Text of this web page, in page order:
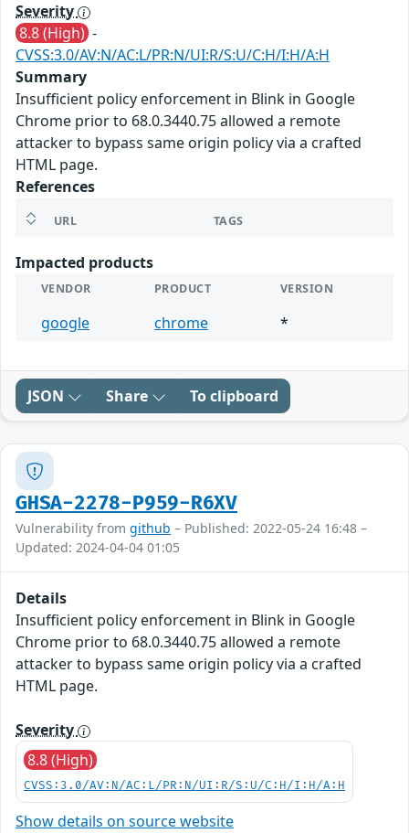
Severity
8.8 (High) -
CVSS:3.0/AV:N/AC:L/PR:N/UI:R/S:U/C:H/I:H/A:H
Summary
Insufficient policy enforcement in Blink in Google
Chrome prior to 68.0.3440.75 allowed a remote
attacker to bypass same origin policy via a crafted
HTML page.
References
URL TAGS
Impacted products
VENDOR PRODUCT VERSION
google chrome *
JSON Share To clipboard
GHSA-2278-P959-R6XV
Vulnerability from github – Published: 2022-05-24 16:48 –
Updated: 2024-04-04 01:05
Details
Insufficient policy enforcement in Blink in Google
Chrome prior to 68.0.3440.75 allowed a remote
attacker to bypass same origin policy via a crafted
HTML page.
Severity
8.8 (High)
CVSS:3.0/AV:N/AC:L/PR:N/UI:R/S:U/C:H/I:H/A:H
Show details on source website